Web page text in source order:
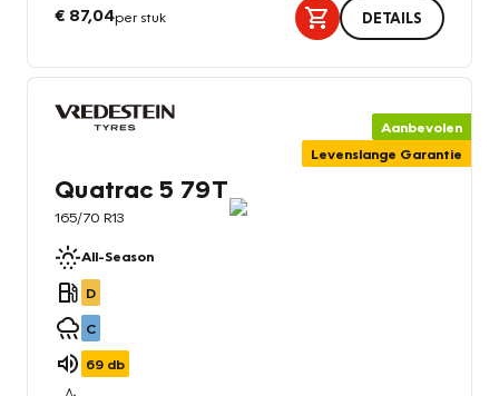
€ 87,04per stuk DETAILS
Aanbevolen
Levenslange Garantie
Quatrac 5 79T
165/70 R13
All-Season
D
C
69 db